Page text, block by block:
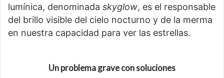
lumínica, denominada skyglow, es el responsable
del brillo visible del cielo nocturno y de la merma
en nuestra capacidad para ver las estrellas.
Un problema grave con soluciones